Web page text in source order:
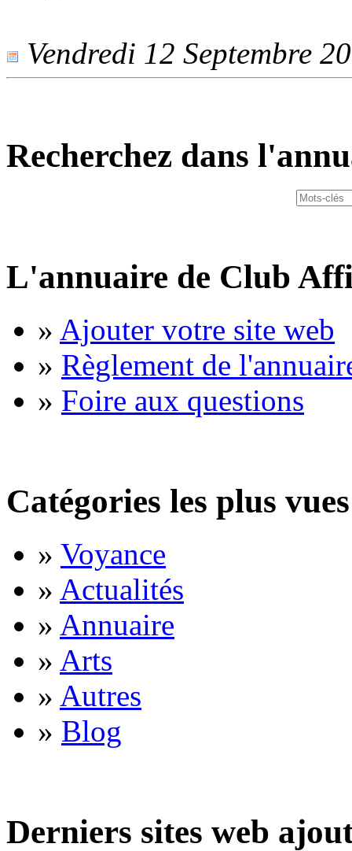
Vendredi 12 Septembre
Recherchez dans
L'annuaire de Club
» Ajouter votre site web
» Règlement de
» Foire aux questions
Catégories les plus vues
» Voyance
» Actualités
» Annuaire
» Arts
» Autres
» Blog
Derniers sites web